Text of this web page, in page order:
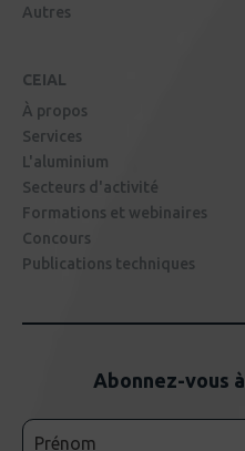
Autres
CEIAL
À propos
Services
L'aluminium
Secteurs d'activité
Formations et webinaires
Concours
Publications techniques
Abonnez-vous